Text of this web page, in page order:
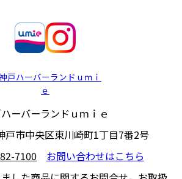
ーバーランドｕｍｉｅ
戸市中央区東川崎町1丁目7番2号
7100
お問い合わせはこちら